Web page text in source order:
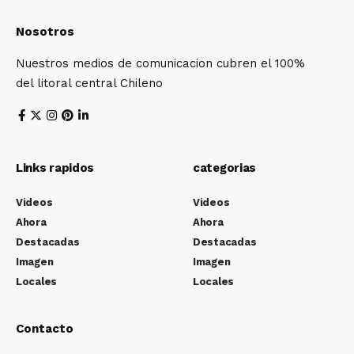
Nosotros
Nuestros medios de comunicacion cubren el 100%
del litoral central Chileno
Links rapidos
Videos
Ahora
Destacadas
Imagen
Locales
categorias
Videos
Ahora
Destacadas
Imagen
Locales
Contacto